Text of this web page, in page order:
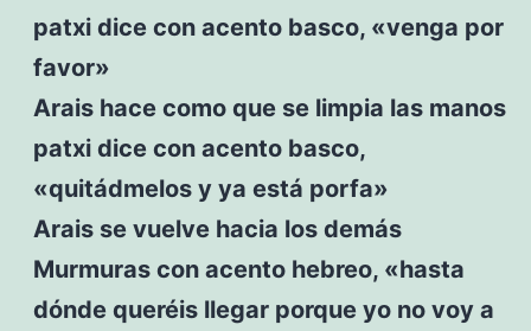
patxi dice con acento basco, «venga por
favor»
Arais hace como que se limpia las manos
patxi dice con acento basco,
«quitádmelos y ya está porfa»
Arais se vuelve hacia los demás
Murmuras con acento hebreo, «hasta
dónde queréis llegar porque yo no voy a